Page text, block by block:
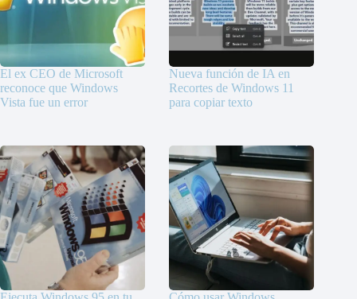
El ex CEO de Microsoft
reconoce que Windows
Vista fue un error
Nueva función de IA en
Recortes de Windows 11
para copiar texto